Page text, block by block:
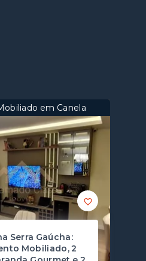
em Canela
Serra Gaúcha:
Mobiliado, 2